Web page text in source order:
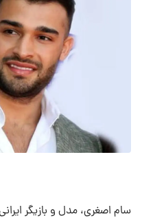
سام اصغری، مدل و بازیگر